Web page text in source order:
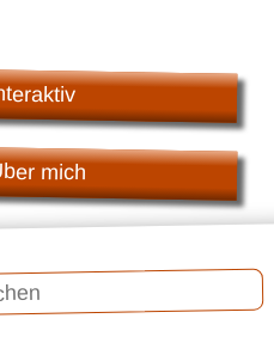
mich